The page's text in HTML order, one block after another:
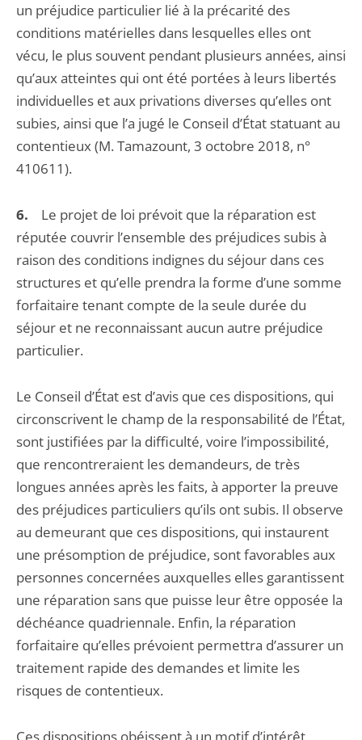
un préjudice particulier lié à la précarité des
conditions matérielles dans lesquelles elles ont
vécu, le plus souvent pendant plusieurs années, ainsi
qu’aux atteintes qui ont été portées à leurs libertés
individuelles et aux privations diverses qu’elles ont
subies, ainsi que l’a jugé le Conseil d’État statuant au
contentieux (M. Tamazount, 3 octobre 2018, n°
410611).
6.
Le projet de loi prévoit que la réparation est
réputée couvrir l’ensemble des préjudices subis à
raison des conditions indignes du séjour dans ces
structures et qu’elle prendra la forme d’une somme
forfaitaire tenant compte de la seule durée du
séjour et ne reconnaissant aucun autre préjudice
particulier.
Le Conseil d’État est d’avis que ces dispositions, qui
circonscrivent le champ de la responsabilité de l’État,
sont justifiées par la difficulté, voire l’impossibilité,
que rencontreraient les demandeurs, de très
longues années après les faits, à apporter la preuve
des préjudices particuliers qu’ils ont subis. Il observe
au demeurant que ces dispositions, qui instaurent
une présomption de préjudice, sont favorables aux
personnes concernées auxquelles elles garantissent
une réparation sans que puisse leur être opposée la
déchéance quadriennale. Enfin, la réparation
forfaitaire qu’elles prévoient permettra d’assurer un
traitement rapide des demandes et limite les
risques de contentieux.